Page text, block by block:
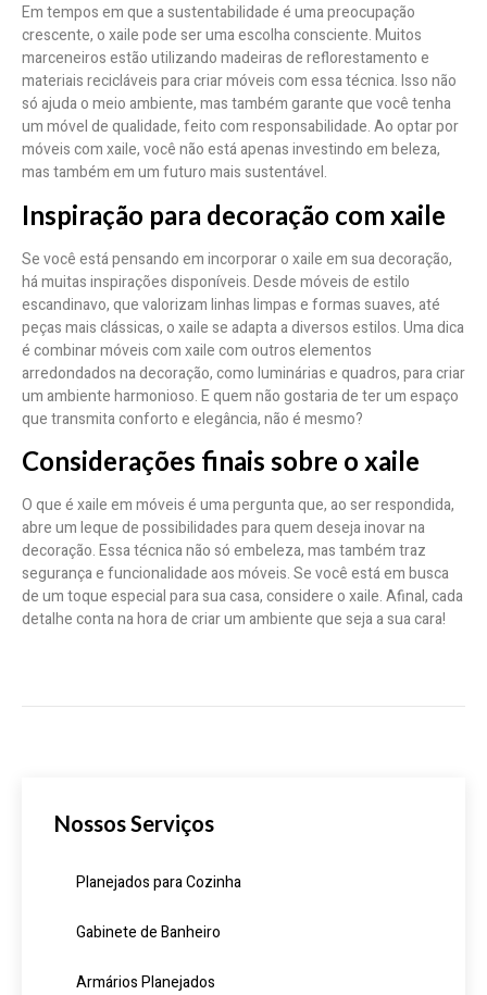
Em tempos em que a sustentabilidade é uma preocupação
crescente, o xaile pode ser uma escolha consciente. Muitos
marceneiros estão utilizando madeiras de reflorestamento e
materiais recicláveis para criar móveis com essa técnica. Isso não
só ajuda o meio ambiente, mas também garante que você tenha
um móvel de qualidade, feito com responsabilidade. Ao optar por
móveis com xaile, você não está apenas investindo em beleza,
mas também em um futuro mais sustentável.
Inspiração para decoração com xaile
Se você está pensando em incorporar o xaile em sua decoração,
há muitas inspirações disponíveis. Desde móveis de estilo
escandinavo, que valorizam linhas limpas e formas suaves, até
peças mais clássicas, o xaile se adapta a diversos estilos. Uma dica
é combinar móveis com xaile com outros elementos
arredondados na decoração, como luminárias e quadros, para criar
um ambiente harmonioso. E quem não gostaria de ter um espaço
que transmita conforto e elegância, não é mesmo?
Considerações finais sobre o xaile
O que é xaile em móveis é uma pergunta que, ao ser respondida,
abre um leque de possibilidades para quem deseja inovar na
decoração. Essa técnica não só embeleza, mas também traz
segurança e funcionalidade aos móveis. Se você está em busca
de um toque especial para sua casa, considere o xaile. Afinal, cada
detalhe conta na hora de criar um ambiente que seja a sua cara!
Nossos Serviços
Planejados para Cozinha
Gabinete de Banheiro
Armários Planejados